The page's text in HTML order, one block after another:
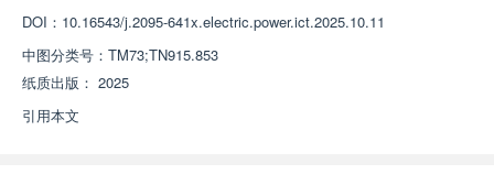
DOI： 10.16543/j.2095-641x.electric.power.ict.2025.10.11
中图分类号： TM73;TN915.853
纸质出版： 2025
引用本文